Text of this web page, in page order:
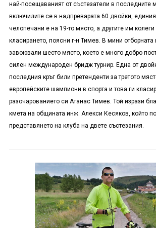
най-посещаваният от състезатели в последните
включилите се в надпреварата 60 двойки,
челопечани е на 19-то място, а другите им
класирането, поясни г-н Тимев. В мини отборната
завоювали шесто място, което е много добро
силен международен бридж турнир. Една от
последния кръг били претенденти за третото
европейските шампиони в спорта и това ги
разочарованието си Атанас Тимев. Той изрази
кмета на общината инж. Алекси Кесяков, който
представянето на клуба на двете състезания.